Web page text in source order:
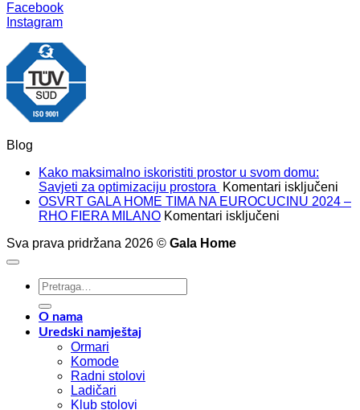
Facebook
Instagram
Blog
Kako maksimalno iskoristiti prostor u svom domu:
Savjeti za optimizaciju prostora
Komentari isključeni
OSVRT GALA HOME TIMA NA EUROCUCINU 2024 –
RHO FIERA MILANO Komentari isključeni
Sva prava pridržana 2026 © Gala Home
Pretraži:
O nama
Uredski namještaj
Ormari
Komode
Radni stolovi
Ladičari
Klub stolovi